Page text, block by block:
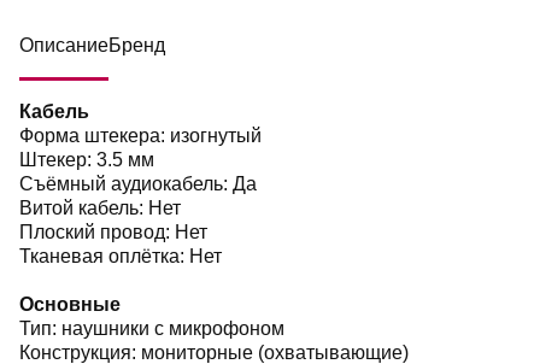
ОписаниеБренд
Кабель
Форма штекера: изогнутый
Штекер: 3.5 мм
Съёмный аудиокабель: Да
Витой кабель: Нет
Плоский провод: Нет
Тканевая оплётка: Нет
Основные
Тип: наушники с микрофоном
Конструкция: мониторные (охватывающие)